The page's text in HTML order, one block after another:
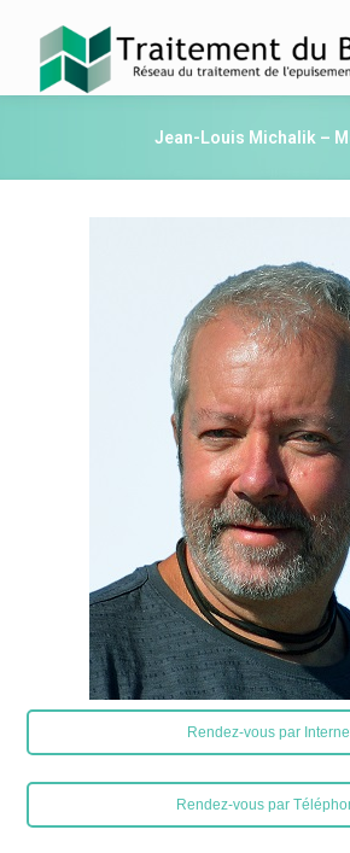
Jean-Louis Michalik –
Rendez-vous par
Rendez-vous par